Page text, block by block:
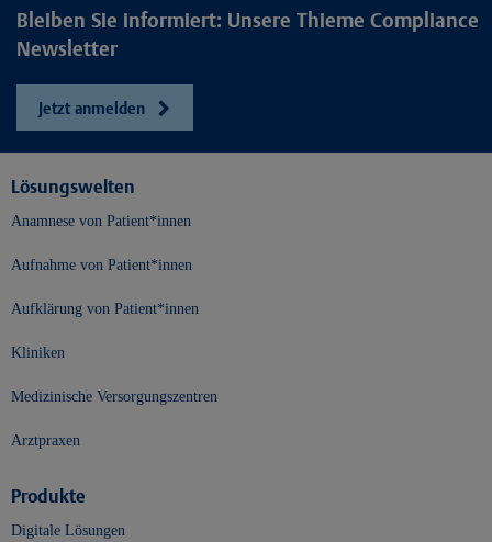
Bleiben Sie informiert: Unsere Thieme Compliance
Newsletter
Jetzt anmelden
Lösungswelten
Anamnese von Patient*innen
Aufnahme von Patient*innen
Aufklärung von Patient*innen
Kliniken
Medizinische Versorgungszentren
Arztpraxen
Produkte
Digitale Lösungen